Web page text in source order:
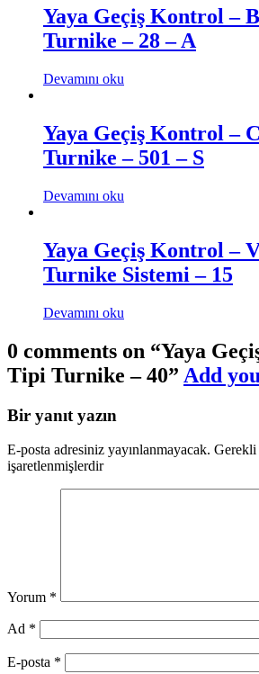
Yaya Geçiş Kontrol –
Turnike – 28 – A
Devamını oku
Yaya Geçiş Kontrol –
Turnike – 501 – S
Devamını oku
Yaya Geçiş Kontrol –
Turnike Sistemi – 15
Devamını oku
0 comments on “Yaya
Tipi Turnike – 40” Add
Bir yanıt yazın
E-posta adresiniz yayınlanmayacak. Gerekli
işaretlenmişlerdir
Yorum *
Ad *
E-posta *